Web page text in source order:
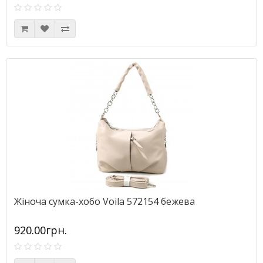
Жіноча сумка-хобо Voila 572154 бежева
920.00грн.